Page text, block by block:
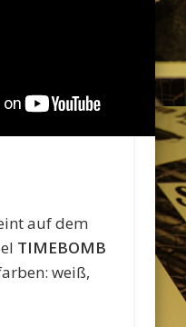
auf dem
TIMEBOMB
weiß,